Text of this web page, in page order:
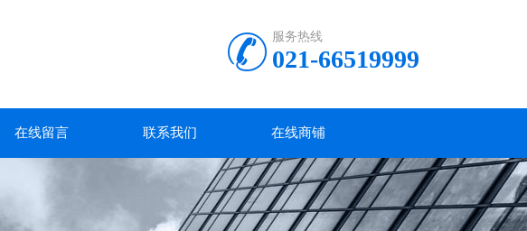
服务热线
021-66519999
在线留言 联系我们 在线商铺